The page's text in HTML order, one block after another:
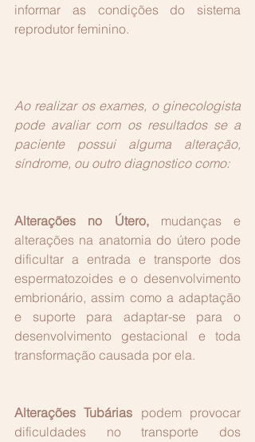
informar as condições do sistema
reprodutor feminino.
Ao realizar os exames, o ginecologista
pode avaliar com os resultados se a
paciente possui alguma alteração,
síndrome, ou outro diagnostico como:
Alterações no Útero, mudanças e
alterações na anatomia do útero pode
dificultar a entrada e transporte dos
espermatozoides e o desenvolvimento
embrionário, assim como a adaptação
e suporte para adaptar-se para o
desenvolvimento gestacional e toda
transformação causada por ela.
Alterações Tubárias podem provocar
dificuldades no transporte dos